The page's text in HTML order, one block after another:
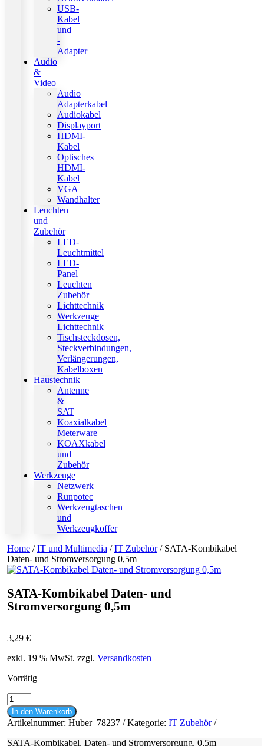
USB-
Kabel
und
-
Adapter
Audio
&
Video
Audio
Adapterkabel
Audiokabel
Displayport
HDMI-
Kabel
Optisches
HDMI-
Kabel
VGA
Wandhalter
Leuchten
und
Zubehör
LED-
Leuchtmittel
LED-
Panel
Leuchten
Zubehör
Lichttechnik
Werkzeuge
Lichttechnik
Tischsteckdosen,
Steckverbindungen,
Verlängerungen,
Kabelboxen
Haustechnik
Antenne
&
SAT
Koaxialkabel
Meterware
KOAXkabel
und
Zubehör
Werkzeuge
Netzwerk
Runpotec
Werkzeugtaschen
und
Werkzeugkoffer
Home /IT und Multimedia /IT Zubehör/ SATA-Kombikabel
Daten- und Stromversorgung 0,5m
SATA-Kombikabel Daten- und
Stromversorgung 0,5m
3,29 €
exkl. 19 % MwSt. zzgl. Versandkosten
Vorrätig
SATA-
Kombikabel
Daten-
und
Stromversorgung
In den Warenkorb
Artikelnummer: Huber_78237 Kategorie: IT Zubehör
SATA-Kombikabel, Daten- und Stromversorgung, 0,5m